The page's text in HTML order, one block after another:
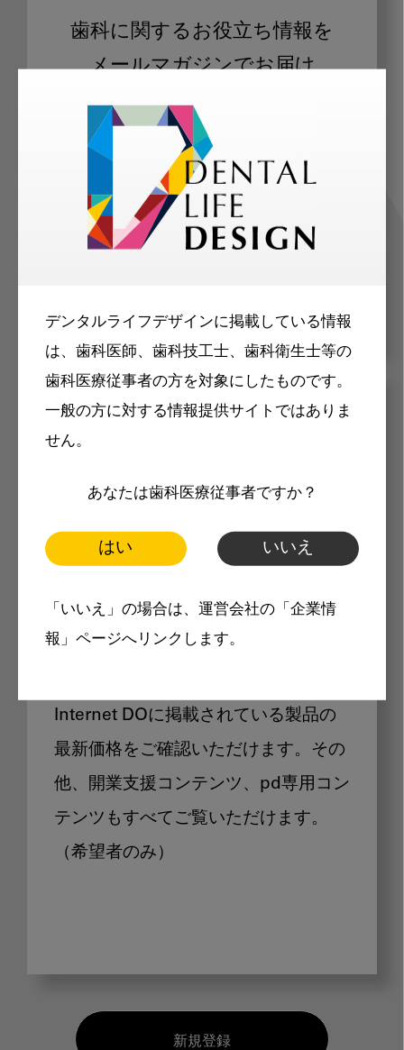
デンタルライフデザインに掲載している情報
は、歯科医師、歯科技工士、歯科衛生士等の
歯科医療従事者の方を対象にしたものです。
一般の方に対する情報提供サイトではありま
せん。
あなたは歯科医療従事者ですか？
はい いいえ
「いいえ」の場合は、運営会社の「企業情
報」ページへリンクします。
歯科に関するお役立ち情報を
メールマガジンでお届け
ご登録いただいた職種（歯科医師、歯
科衛生士、歯科技工士）に合わせた内
容のメールマガジンをお届けします。
メリット
製品価格も閲覧可能
Internet DOに掲載されている製品の
最新価格をご確認いただけます。その
他、開業支援コンテンツ、pd専用コン
テンツもすべてご覧いただけます。
（希望者のみ）
新規登録